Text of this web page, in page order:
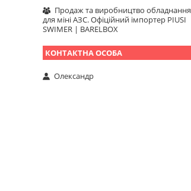
Продаж та виробництво обладнання
для міні АЗС. Офіційний імпортер PIUSI
SWIMER | BARELBOX
Олександр